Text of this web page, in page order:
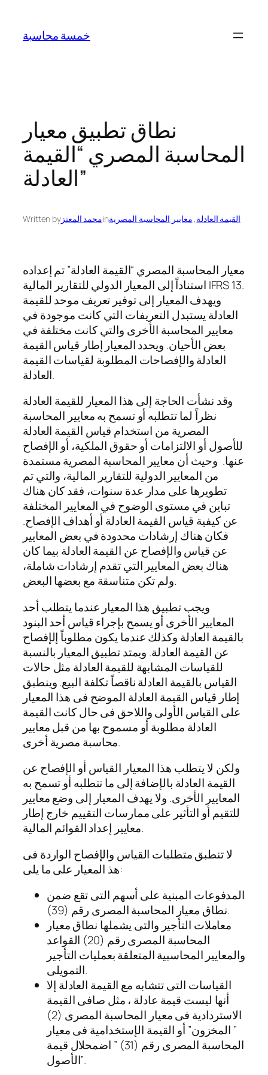
content
خمسة محاسبة
نطاق تطبيق معيار
المحاسبة المصري “القيمة
العادلة”
Written by محمد المعتزin القيمة العادلة, معايير المحاسبة المصرية
معيار المحاسبة المصري “القيمة العادلة” تم إعداده
استناداً إلى المعيار الدولي للتقارير المالية IFRS 13.
ويهدف المعيار إلى توفير تعريف موحد للقيمة
العادلة يستبدل التعريفات التي كانت موجودة في
معايير المحاسبة الأخرى والتي كانت مختلفة في
بعض الأحيان. ويحدد المعيار إطار قياس القيمة
العادلة والإفصاحات المطلوبة لقياسات القيمة
العادلة.
وقد نشأت الحاجة إلى هذا المعيار للقيمة العادلة
نظراً لما تتطلبه أو تسمح به معايير المحاسبة
المصرية من استخدام قياس القيمة العادلة
للأصول أو الالتزامات أو حقوق الملكية، أو الإفصاح
عنها. وحيث أن معايير المحاسبة المصرية مستمدة
من المعايير الدولية للتقارير المالية، والتي تم
تطويرها على مدار عدة سنوات، فقد كان هناك
تباين في مستوى الوضوح في المعايير المختلفة
عن كيفية قياس القيمة العادلة أو أهداف الإفصاح.
فكان هناك إرشادات محدودة في بعض المعايير
عن قياس والإفصاح عن القيمة العادلة بيما كان
هناك بعض المعايير التي تقدم إرشادات شاملة،
ولم تكن متناسقة مع بعضها البعض.
ويجب تطبيق هذا المعيار عندما يتطلب أحد
المعايير الأخرى أو يسمح بإجراء قياس أحد البنود
بالقيمة العادلة وكذلك عندما يكون مطلوباً إلإفصاح
عن القيمة العادلة. ويمتد تطبيق المعيار بالنسبة
للقياسات المشابهة للقيمة العادلة مثل حالات
القياس بالقيمة العادلة ناقصاً تكلفة البيع. وينطبق
إطار قياس القيمة العادلة الموضح فى هذا المعيار
على القياس الأولى واللاحق فى حال كانت القيمة
العادلة مطلوبة أو مسموح بها من قبل معايير
محاسبة مصرية أخرى.
ولكن لا يتطلب هذا المعيار القياس أو الإفصاح عن
القيمة العادلة بالإضافة إلى ما تتطلبه أو تسمح به
المعايير الأخرى. ولا يهدف المعيار إلى وضع معايير
للتقيم أو التأثير على ممارسات التقييم خارج إطار
معايير إعداد القوائم المالية.
لا تنطبق متطلبات القياس والإفصاح الواردة فى
هذ المعيار على ما يلى:
المدفوعات المبنية على أسهم التى تقع ضمن
نطاق معيار المحاسبة المصرى رقم (39).
معاملات التأجير والتى يشملها نطاق معيار
المحاسبة المصرى رقم (20) القواعد
والمعايير المحاسبية المتعلقة بعمليات التأجير
التمويلى.
القياسات التى تتشابه مع القيمة العادلة إلا
أنها ليست قيمة عادلة ، مثل صافى القيمة
الاستردادية فى معيار المحاسبة المصرى (2)
” المخزون” أو القيمة الإستخدامية فى معيار
المحاسبة المصرى رقم (31) ” اضمحلال قيمة
الأصول”.